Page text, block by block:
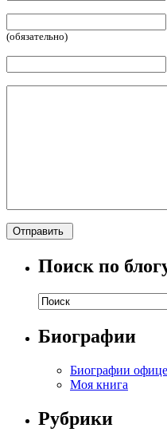
(обязательно)
Поиск по
Биографии
Биографии
Моя книга
Рубрики